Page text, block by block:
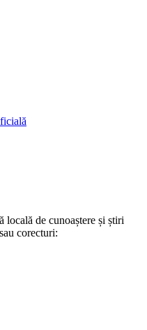
locală de cunoaștere și știri
corecturi: